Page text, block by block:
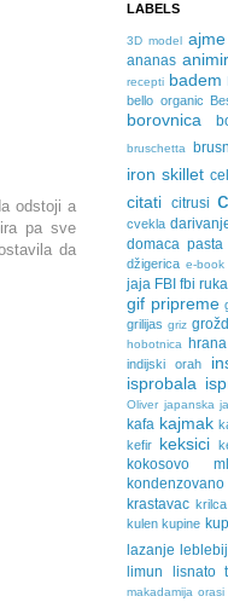
odstoji a
pa sve
da
LABELS
3D model
ananas
recepti badem
bello organic
borovnica
bruschetta
iron skillet
citati citrusi
cvekla
domaca pasta
džigerica e-book
jaja FBI fbi
gif pripreme
grilijas griz
hobotnica
indijski orah
isprobala
Oliver japanska
kafa kajmak
kefir keksici
kokosovo
krastavac krilca
kulen kupine
lazanje
limun
lisnato
makadamija orasi